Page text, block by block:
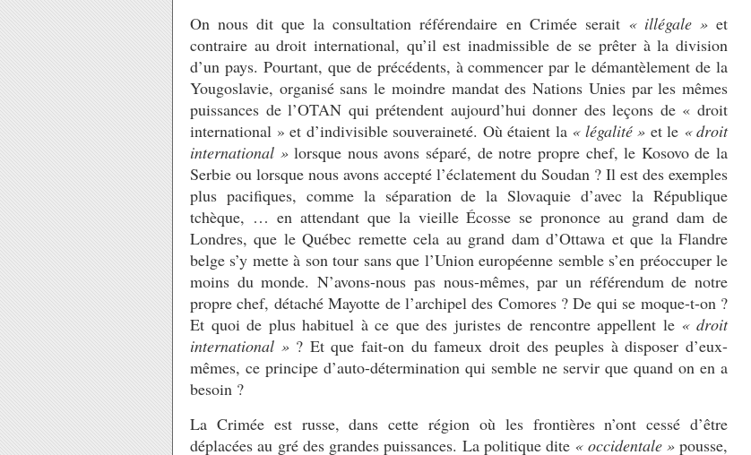
On nous dit que la consultation référendaire en Crimée serait« illégale »et
contraire au droit international, qu’il est inadmissible de se prêter à la division
d’un pays. Pourtant, que de précédents, à commencer par le démantèlement de la
Yougoslavie, organisé sans le moindre mandat des Nations Unies par les mêmes
puissances de l’OTAN qui prétendent aujourd’hui donner des leçons de « droit
international » et d’indivisible souveraineté. Où étaient la « légalité » et le « droit
international »lorsque nous avons séparé, de notre propre chef, le Kosovo de la
Serbie ou lorsque nous avons accepté l’éclatement du Soudan ? Il est des exemples
plus pacifiques, comme la séparation de la Slovaquie d’avec la République
tchèque, … en attendant que la vieille Écosse se prononce au grand dam de
Londres, que le Québec remette cela au grand dam d’Ottawa et que la Flandre
belge s’y mette à son tour sans que l’Union européenne semble s’en préoccuper le
moins du monde. N’avons-nous pas nous-mêmes, par un référendum de notre
propre chef, détaché Mayotte de l’archipel des Comores ? De qui se moque-t-on ?
Et quoi de plus habituel à ce que des juristes de rencontre appellent le « droit
international »? Et que fait-on du fameux droit des peuples à disposer d’eux-
mêmes, ce principe d’auto-détermination qui semble ne servir que quand on en a
besoin ?
La Crimée est russe, dans cette région où les frontières n’ont cessé d’être
déplacées au gré des grandes puissances. La politique dite « occidentale »pousse,